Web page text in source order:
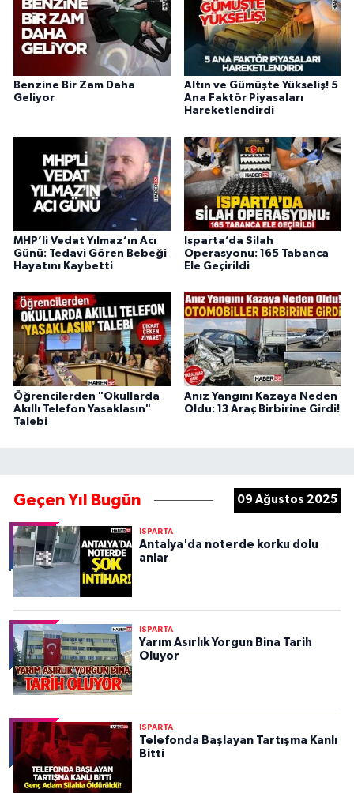
Benzine Bir Zam Daha
Geliyor
Altın ve Gümüşte Yükseliş! 5
Ana Faktör Piyasaları
Hareketlendirdi
MHP’li Vedat Yılmaz’ın Acı
Günü: Tedavi Gören Bebeği
Hayatını Kaybetti
Isparta’da Silah
Operasyonu: 165 Tabanca
Ele Geçirildi
Öğrencilerden "Okullarda
Akıllı Telefon Yasaklasın"
Talebi
Anız Yangını Kazaya Neden
Oldu: 13 Araç Birbirine Girdi!
Geçen Yıl Bugün 09 Ağustos 2025
ISPARTA
Antalya'da noterde korku dolu
anlar
ISPARTA
Yarım Asırlık Yorgun Bina Tarih
Oluyor
ISPARTA
Telefonda Başlayan Tartışma Kanlı
Bitti